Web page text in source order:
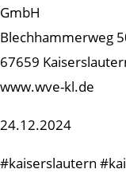
GmbH
Blechhammerweg
67659
www.wve-kl.de
24.12.2024
#kaiserslautern